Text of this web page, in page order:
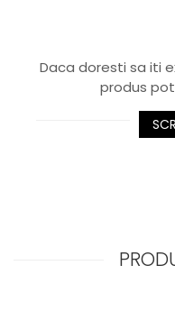
Daca doresti sa iti
produs